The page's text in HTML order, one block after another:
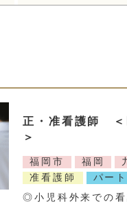
正・准看護師 ＜
＞
福岡市 福岡
准看護師
パー
◎小児科外来での看